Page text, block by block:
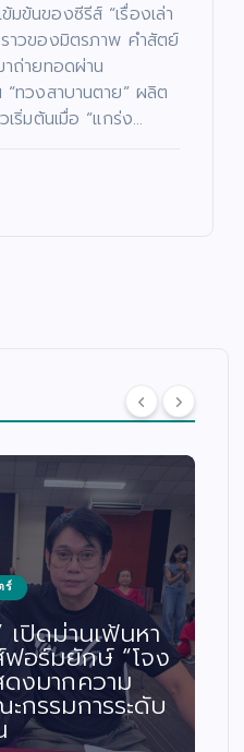
ข้นของซีรีส์ “เรื่องเล่า
าวของมิตรภาพ คำสัตย์
ถ่ายทอดผ่าน
ทวงสาบานตาย” ผลิต
ริ่มต้นเมื่อ “แกร่ง…
ร์
ปิดม่านเฟ้นหา
อร์มยักษ์ “โจง
งมากความ
กรรมการระดับ